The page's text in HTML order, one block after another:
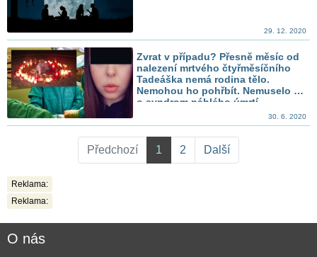
29. 12. 2020
Zvrat v případu? Přesně měsíc od
nalezení mrtvého čtyřměsíčního
Tadeáška nemá rodina tělo.
Nemohou ho pohřbít. Nemuselo jít
o syndrom náhlého úmrtí
30. 6. 2020
Předchozí 1 2 Další
Reklama:
Reklama:
O nás